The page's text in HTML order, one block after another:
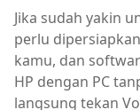
Jika sudah yakin
perlu
kamu, dan
HP dengan PC
langsung tekan